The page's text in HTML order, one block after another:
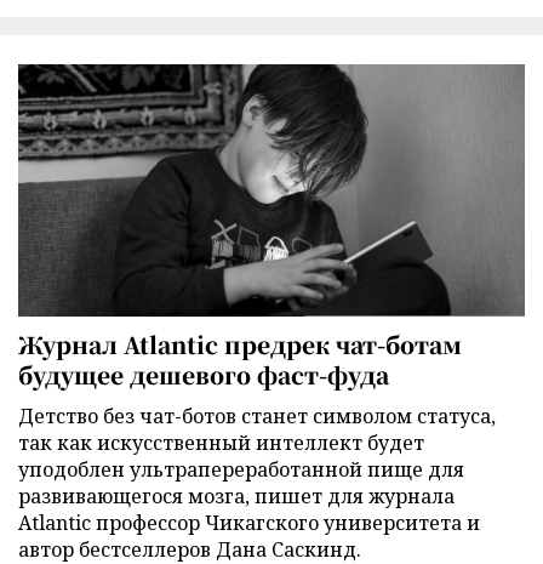
Журнал Atlantic предрек чат-ботам
будущее дешевого фаст-фуда
Детство без чат-ботов станет символом статуса,
так как искусственный интеллект будет
уподоблен ультрапереработанной пище для
развивающегося мозга, пишет для журнала
Atlantic профессор Чикагского университета и
автор бестселлеров Дана Саскинд.